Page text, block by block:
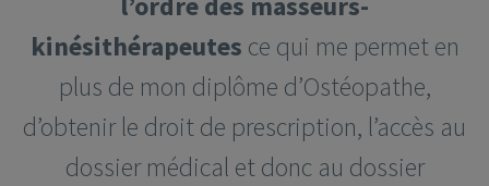
kinésithérapeutes ce qui me permet en
plus de mon diplôme d’Ostéopathe,
d’obtenir le droit de prescription, l’accès au
dossier médical et donc au dossier